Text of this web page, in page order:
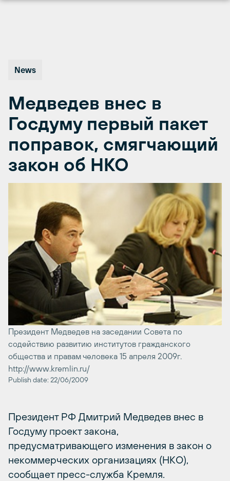
News
Медведев внес в
Госдуму первый пакет
поправок, смягчающий
закон об НКО
Президент Медведев на заседании Совета по
содействию развитию институтов гражданского
общества и правам человека 15 апреля 2009г.
http://www.kremlin.ru/
Publish date: 22/06/2009
Президент РФ Дмитрий Медведев внес в
Госдуму проект закона,
предусматривающего изменения в закон о
некоммерческих организациях (НКО),
сообщает пресс-служба Кремля.